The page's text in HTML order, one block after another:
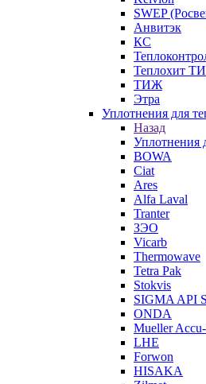
SWEP
Анвитэк
КС
Теплохит ТИ
ТИЖ
Этра
Уплотнения для
Назад
Уплотнения
BOWA
Ciat
Ares
Alfa Laval
Tranter
ЗЭО
Vicarb
Thermowave
Tetra Pak
Stokvis
SIGMA API
ONDA
Mueller
LHE
Forwon
HISAKA